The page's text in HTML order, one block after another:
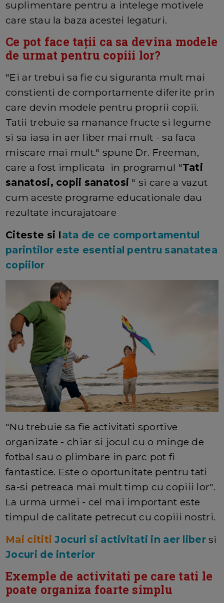
suplimentare pentru a intelege motivele
care stau la baza acestei legaturi.
Ce pot face tații ca sa devina modele
de urmat pentru copiii lor?
"Ei ar trebui sa fie cu siguranta mult mai
constienti de comportamente diferite prin
care devin modele pentru proprii copii.
Tatii trebuie sa manance fructe si legume
si sa iasa in aer liber mai mult - sa faca
miscare mai mult." spune Dr. Freeman,
care a fost implicata in programul "Tati
sanatosi, copii sanatosi " si care a vazut
cum aceste programe educationale dau
rezultate incurajatoare
Citeste si Iata de ce comportamentul
parintilor este esential pentru sanatatea
copiilor
"Nu trebuie sa fie activitati sportive
organizate - chiar si jocul cu o minge de
fotbal sau o plimbare in parc pot fi
fantastice. Este o oportunitate pentru tati
sa-si petreaca mai mult timp cu copiii lor".
La urma urmei - cel mai important este
timpul de calitate petrecut cu copiii nostri.
Mai cititiJocuri si activitati in aer liber si
Jocuri de interior
Exemple de activitati pe care tati le
poate organiza foarte simplu